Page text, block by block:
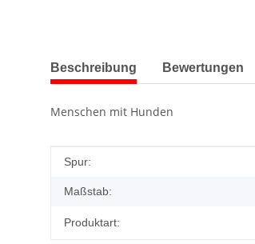
weitere Registerkarten anzeigen
Beschreibung Bewertungen
Menschen mit Hunden
Produkteigenschaft
Wert
Spur:
Maßstab:
Produktart: